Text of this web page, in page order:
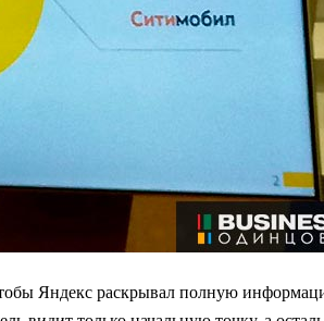
Яндекс раскрывал полную